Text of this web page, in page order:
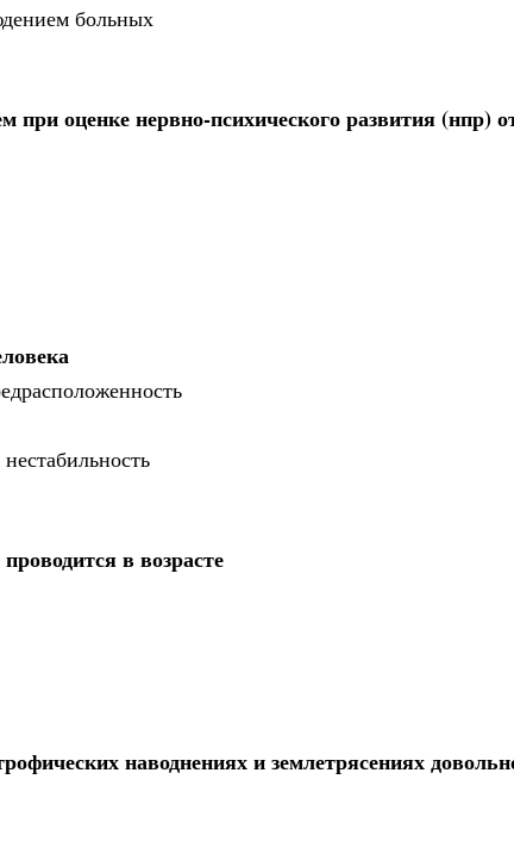
больных
оценке нервно-психического развития (нпр)
в возрасте
наводнениях и землетрясениях